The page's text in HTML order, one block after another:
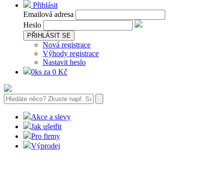
Přihlásit
Emailová adresa
Heslo
PŘIHLÁSIT SE
Nová registrace
Výhody registrace
Nastavit heslo
0ks za 0 Kč
Akce a slevy
Jak ušetřit
Pro firmy
Výprodej